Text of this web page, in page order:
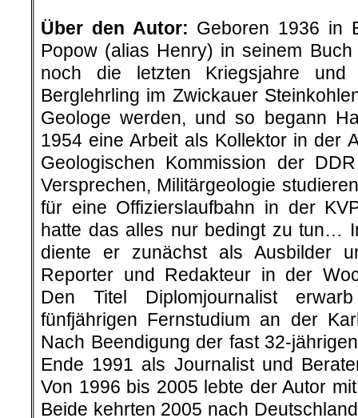
Über den Autor: Geboren 1936 in
Popow (alias Henry) in seinem Buch
noch die letzten Kriegsjahre
Berglehrling im Zwickauer
Geologe werden, und so begann
1954 eine Arbeit als Kollektor in der
Geologischen Kommission der
Versprechen, Militärgeologie
für eine Offizierslaufbahn in der
hatte das alles nur bedingt zu tun…
diente er zunächst als Ausbilder
Reporter und Redakteur in der
Den Titel Diplomjournalist
fünfjährigen Fernstudium an der
Nach Beendigung der fast 32-
Ende 1991 als Journalist und
Von 1996 bis 2005 lebte der Autor
Beide kehrten 2005 nach